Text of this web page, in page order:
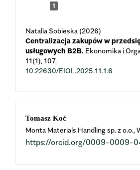
1
Natalia Sobieska (2026)
Centralizacja zakupów w
usługowych B2B. Ekonomika i
11(1), 107.
10.22630/EIOL.2025.11.1.6
Main
Article
Content
Tomasz Koć
Monta Materials Handling sp. z o.o.,
https://orcid.org/0009-0009-